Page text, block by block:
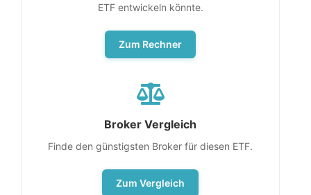
ETF entwickeln könnte.
Zum Rechner
Broker Vergleich
Finde den günstigsten Broker für diesen ETF.
Zum Vergleich